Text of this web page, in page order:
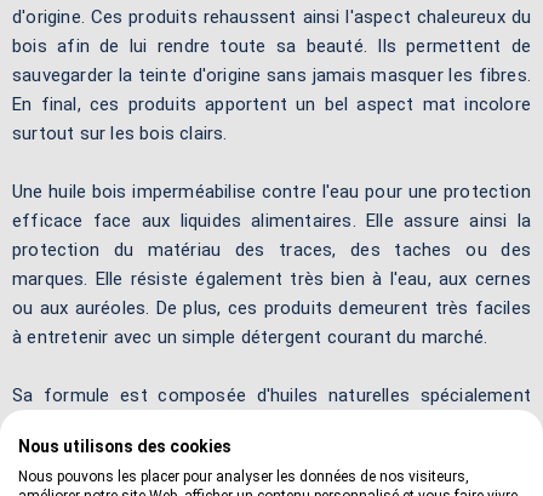
d'origine. Ces produits rehaussent ainsi l'aspect chaleureux du
bois afin de lui rendre toute sa beauté. Ils permettent de
sauvegarder la teinte d'origine sans jamais masquer les fibres.
En final, ces produits apportent un bel aspect mat incolore
surtout sur les bois clairs.
Une huile bois imperméabilise contre l'eau pour une protection
efficace face aux liquides alimentaires. Elle assure ainsi la
protection du matériau des traces, des taches ou des
marques. Elle résiste également très bien à l'eau, aux cernes
ou aux auréoles. De plus, ces produits demeurent très faciles
à entretenir avec un simple détergent courant du marché.
Sa formule est composée d'huiles naturelles spécialement
nourrissent ainsi la structure fibreuse du bois pour un
entretien en profondeur. Ces produits améliorent alors sa
Nous utilisons des cookies
Nous pouvons les placer pour analyser les données de nos visiteurs,